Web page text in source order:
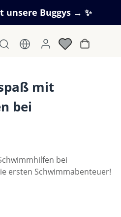
unsere Buggys → ✨
mit
bei
bei
ersten Schwimmabenteuer!